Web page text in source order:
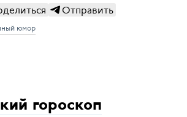
Отправить
юмор
гороскоп